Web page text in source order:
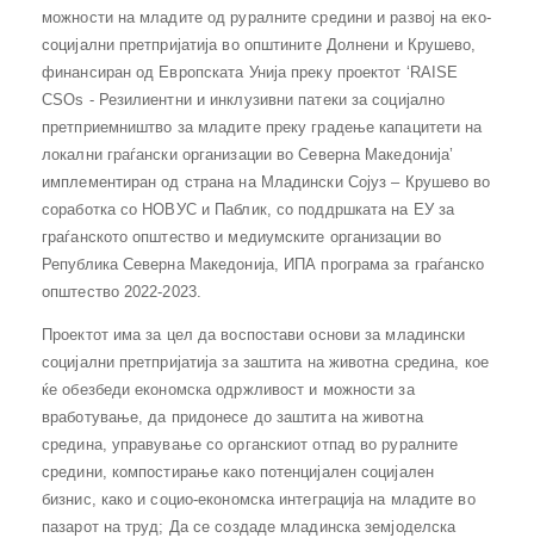
можности на младите од руралните средини и развој на еко-
социјални претпријатија во општините Долнени и Крушево,
финансиран од Европската Унија преку проектот ‘RAISE
CSOs - Резилиентни и инклузивни патеки за социјално
претприемништво за младите преку градење капацитети на
локални граѓански организации во Северна Македонија’
имплементиран од страна на Младински Сојуз – Крушево во
соработка со НОВУС и Паблик, со поддршката на ЕУ за
граѓанското општество и медиумските организации во
Република Северна Македонија, ИПА програма за граѓанско
општество 2022-2023.
Проектот има за цел да воспостави основи за младински
социјални претпријатија за заштита на животна средина, кое
ќе обезбеди економска одржливост и можности за
вработување, да придонесе до заштита на животна
средина, управување со органскиот отпад во руралните
средини, компостирање како потенцијален социјален
бизнис, како и социо-економска интеграција на младите во
пазарот на труд; Да се создаде младинска земјоделска